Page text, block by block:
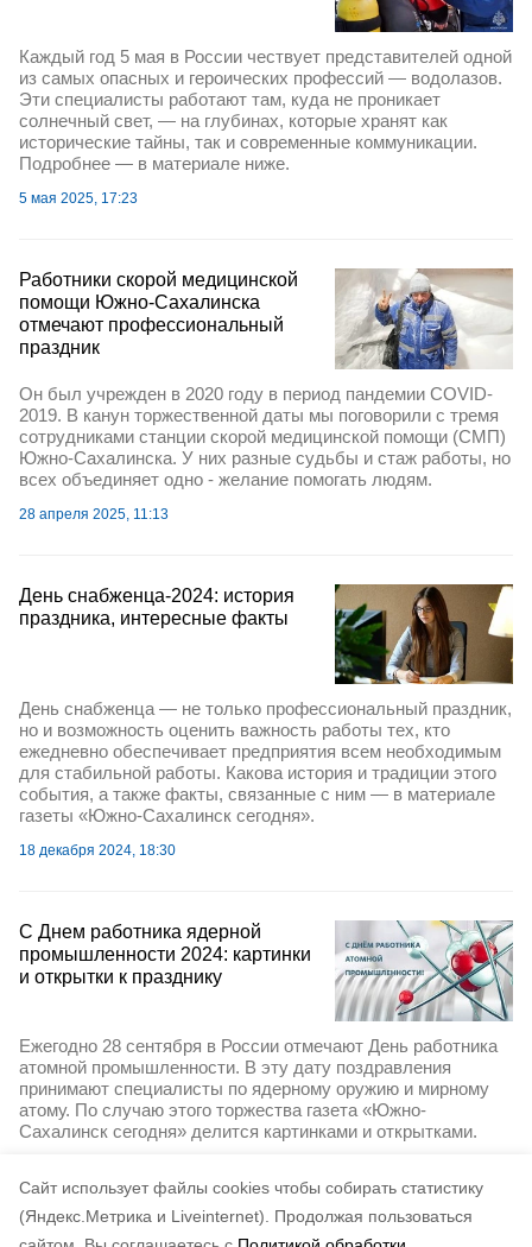
Cайт использует файлы cookies чтобы собирать статистику
(Яндекс.Метрика и Liveinternet).
Продолжая пользоваться
Каждый год 5 мая в России чествует представителей одной
из самых опасных и героических профессий — водолазов.
Эти специалисты работают там, куда не проникает
солнечный свет, — на глубинах, которые хранят как
исторические тайны, так и современные коммуникации.
Подробнее — в материале ниже.
5 мая 2025, 17:23
Работники скорой медицинской
помощи Южно-Сахалинска
отмечают профессиональный
праздник
Он был учрежден в 2020 году в период пандемии COVID-
2019. В канун торжественной даты мы поговорили с тремя
сотрудниками станции скорой медицинской помощи (СМП)
Южно-Сахалинска. У них разные судьбы и стаж работы, но
всех объединяет одно - желание помогать людям.
28 апреля 2025, 11:13
День снабженца-2024: история
праздника, интересные факты
День снабженца — не только профессиональный праздник,
но и возможность оценить важность работы тех, кто
ежедневно обеспечивает предприятия всем необходимым
для стабильной работы. Какова история и традиции этого
события, а также факты, связанные с ним — в материале
газеты «Южно-Сахалинск сегодня».
18 декабря 2024, 18:30
С Днем работника ядерной
промышленности 2024: картинки
и открытки к празднику
Ежегодно 28 сентября в России отмечают День работника
атомной промышленности. В эту дату поздравления
принимают специалисты по ядерному оружию и мирному
атому. По случаю этого торжества газета «Южно-
Сахалинск сегодня» делится картинками и открытками.